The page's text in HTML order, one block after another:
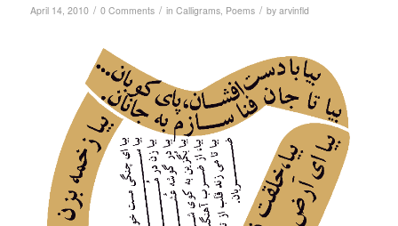
April 14, 2010 / 0 Comments / in Calligrams, Poems / by arvinfld